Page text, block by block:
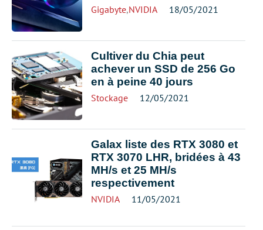
Gigabyte,NVIDIA 18/05/2021
Cultiver du Chia peut
achever un SSD de 256 Go
en à peine 40 jours
Stockage 12/05/2021
Galax liste des RTX 3080 et
RTX 3070 LHR, bridées à 43
MH/s et 25 MH/s
respectivement
NVIDIA 11/05/2021